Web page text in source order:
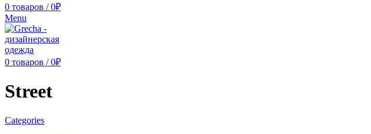
0 товаров / 0₽
Menu
0 товаров / 0₽
Street
Categories